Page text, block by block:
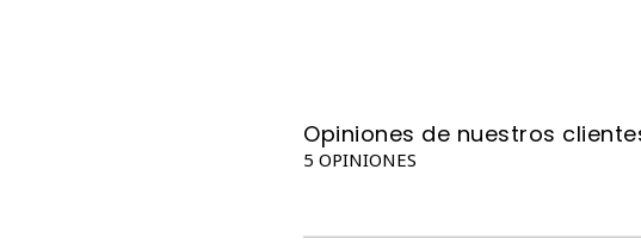
Opiniones de nuestros
5 OPINIONES